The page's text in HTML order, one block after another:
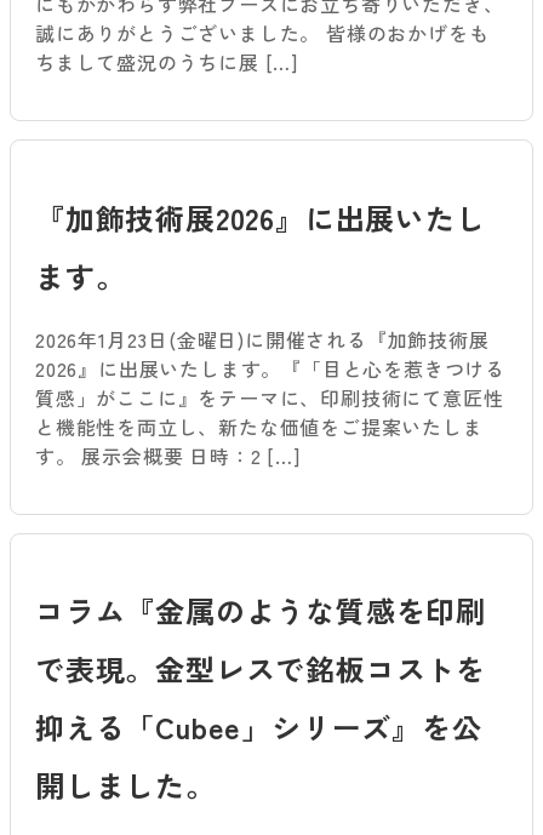
誠にありがとうございました。 皆様のおかげをも
ちまして盛況のうちに展 […]
『加飾技術展2026』に出展いたし
ます。
2026年1月23日(金曜日)に開催される『加飾技術展
2026』に出展いたします。『「目と心を惹きつける
質感」がここに』をテーマに、印刷技術にて意匠性
と機能性を両立し、新たな価値をご提案いたしま
す。 展示会概要 日時：2 […]
コラム『金属のような質感を印刷
で表現。金型レスで銘板コストを
抑える「Cubee」シリーズ』を公
開しました。